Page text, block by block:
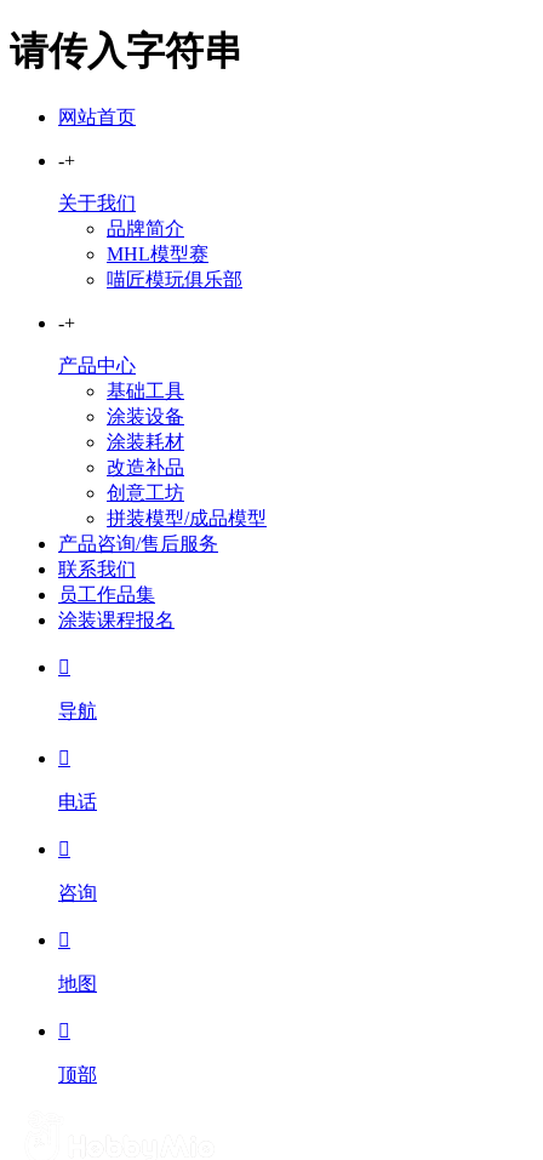
请传入字符串
网站首页
-+
关于我们
品牌简介
MHL模型赛
喵匠模玩俱乐部
-+
产品中心
基础工具
涂装设备
涂装耗材
改造补品
创意工坊
拼装模型/成品模型
产品咨询/售后服务
联系我们
员工作品集
涂装课程报名

导航

电话

咨询

地图

顶部